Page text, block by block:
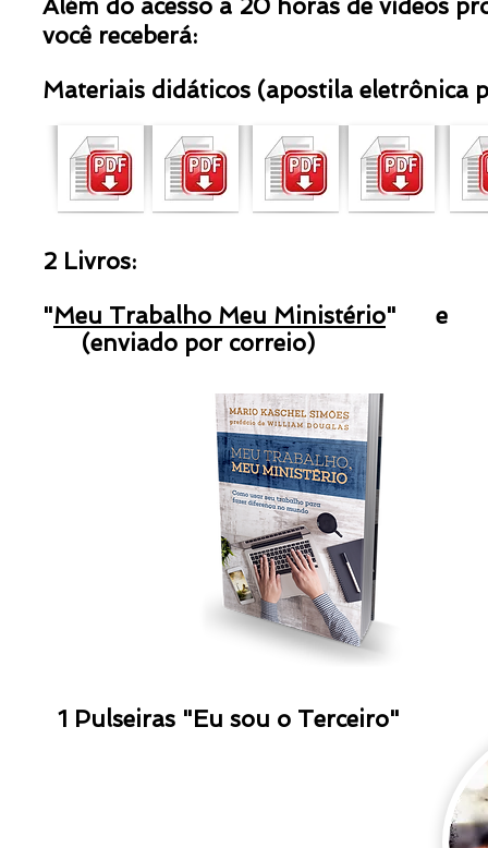
Além do acesso a 20 horas de vídeos
você receberá:
Materiais didáticos (apostila eletrônica
2 Livros:
"Meu Trabalho Meu Ministério"
(enviado por correio)
1 Pulseiras "Eu sou o Terceiro"